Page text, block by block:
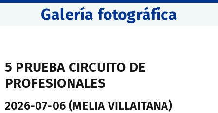
Galería fotográfica
5 PRUEBA CIRCUITO DE
PROFESIONALES
2026-07-06 (MELIA VILLAITANA)